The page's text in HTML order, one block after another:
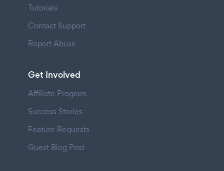
Tutorials
Contact Support
Report Abuse
Get Involved
Affiliate Program
Success Stories
Feature Requests
Guest Blog Post